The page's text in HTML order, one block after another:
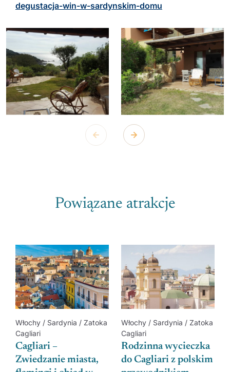
degustacja-win-w-sardynskim-domu
Powiązane atrakcje
Włochy / Sardynia / Zatoka
Cagliari
Cagliari –
Zwiedzanie miasta,
Włochy / Sardynia / Zatoka
Cagliari
Rodzinna wycieczka
do Cagliari z polskim